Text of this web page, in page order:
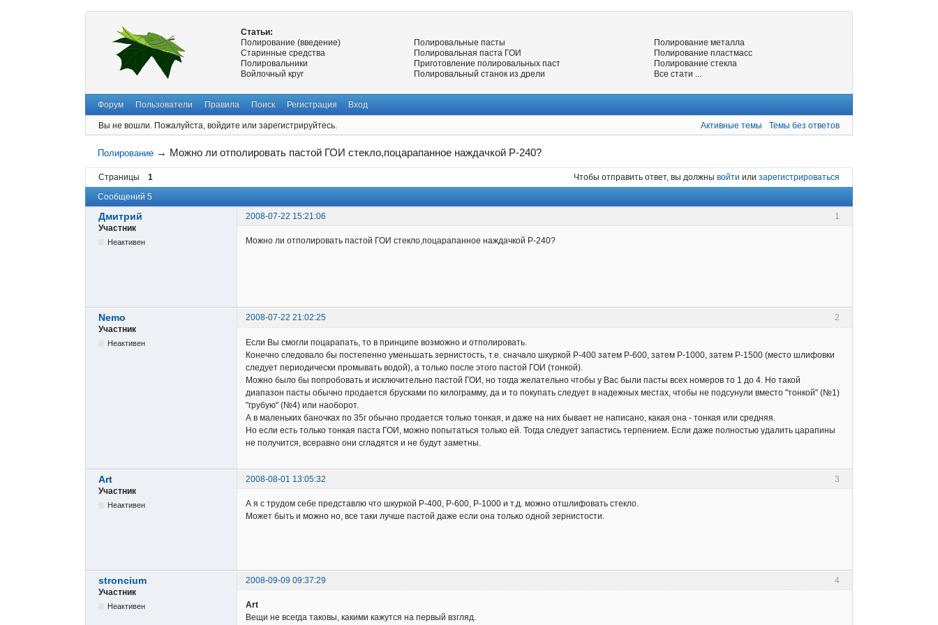
Статьи:
Полирование (введение)
Старинные средства
Полировальники
Войлочный круг
Полировальные пасты
Полировальная паста ГОИ
Приготовление полировальных паст
Полировальный станок из дрели
Полирование металла
Полирование пластмасс
Полирование стекла
Все стати ...
Форум Пользователи Правила Поиск Регистрация Вход
Вы не вошли. Пожалуйста, войдите или зарегистрируйтесь. Активные темы Темы без ответов
Полирование → Можно ли отполировать пастой ГОИ стекло,поцарапанное наждачкой Р-240?
Страницы 1 Чтобы отправить ответ, вы должны войти или зарегистрироваться
Сообщений 5
1
Дмитрий
2008-07-22 15:21:06
Участник
Неактивен Можно ли отполировать пастой ГОИ стекло,поцарапанное наждачкой Р-240?
2
Nemo
2008-07-22 21:02:25
Участник
Неактивен
Если Вы смогли поцарапать, то в принципе возможно и отполировать.
Конечно следовало бы постепенно уменьшать зернистость, т.е. сначало шкуркой P-400 затем P-600, затем P-1000, затем P-1500 (место шлифовки
следует периодически промывать водой), а только после этого пастой ГОИ (тонкой).
Можно было бы попробовать и исключительно пастой ГОИ, но тогда желательно чтобы у Вас были пасты всех номеров то 1 до 4. Но такой
диапазон пасты обычно продается брусками по килограмму, да и то покупать следует в надежных местах, чтобы не подсунули вместо "тонкой" (№1)
"грубую" (№4) или наоборот.
А в маленьких баночках по 35г обычно продается только тонкая, и даже на них бывает не написано, какая она - тонкая или средняя.
Но если есть только тонкая паста ГОИ, можно попытаться только ей. Тогда следует запастись терпением. Если даже полностью удалить царапины
не получится, всеравно они сгладятся и не будут заметны.
3
Art
2008-08-01 13:05:32
Участник
Неактивен
А я с трудом себе представлю что шкуркой P-400, P-600, P-1000 и т.д. можно отшлифовать стекло.
Может быть и можно но, все таки лучше пастой даже если она только одной зернистости.
4
stroncium
2008-09-09 09:37:29
Участник
Неактивен
Art
Вещи не всегда таковы, какими кажутся на первый взгляд.